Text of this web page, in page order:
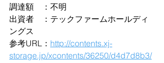
調達額　：不明
出資者　：テックファームホールディ
ングス
参考URL： http://contents.xj-
storage.jp/xcontents/36250/d4d7d8b3/